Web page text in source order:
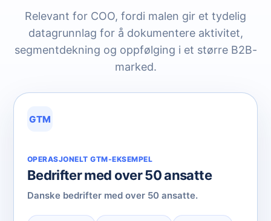
Relevant for COO, fordi malen gir et tydelig
datagrunnlag for å dokumentere aktivitet,
segmentdekning og oppfølging i et større B2B-
marked.
GTM
OPERASJONELT GTM-EKSEMPEL
Bedrifter med over 50 ansatte
Danske bedrifter med over 50 ansatte.